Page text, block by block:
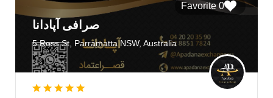
0 Favorite
صرافی آپادانا
5 Ross St, Parramatta NSW, Australia